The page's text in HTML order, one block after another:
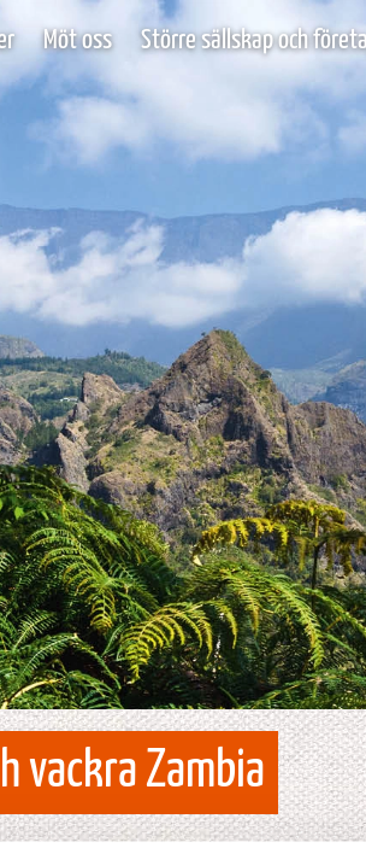
Möt oss Större sällskap och
vackra Zambia